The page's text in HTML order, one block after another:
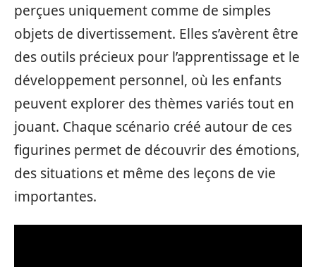
perçues uniquement comme de simples
objets de divertissement. Elles s’avèrent être
des outils précieux pour l’apprentissage et le
développement personnel, où les enfants
peuvent explorer des thèmes variés tout en
jouant. Chaque scénario créé autour de ces
figurines permet de découvrir des émotions,
des situations et même des leçons de vie
importantes.